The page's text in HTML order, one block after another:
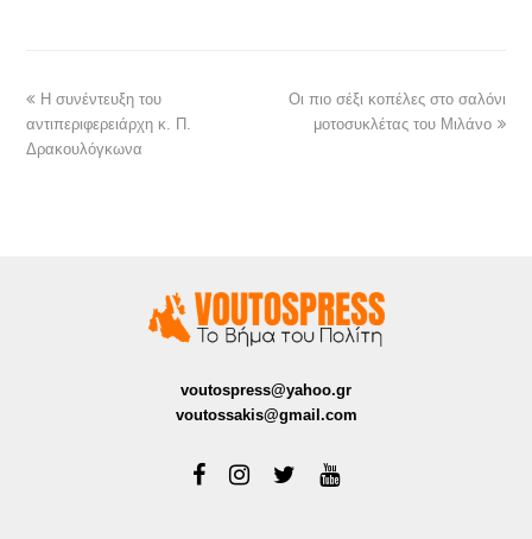
Η συνέντευξη του
αντιπεριφερειάρχη κ. Π.
Δρακουλόγκωνα
Οι πιο σέξι κοπέλες στο σαλόνι
μοτοσυκλέτας του Μιλάνο
voutospress@yahoo.gr
voutossakis@gmail.com